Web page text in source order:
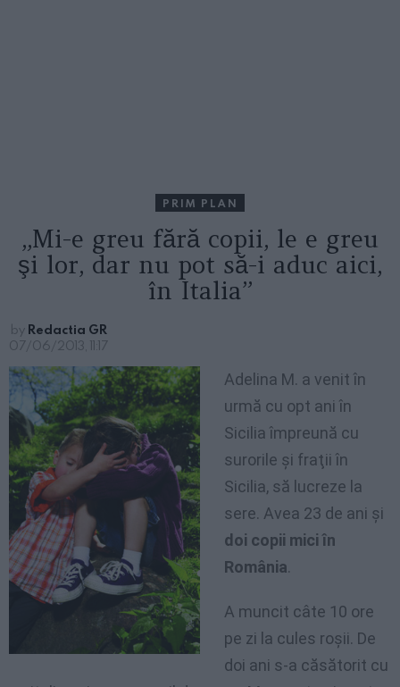
PRIM PLAN
„Mi-e greu fără copii, le e greu
şi lor, dar nu pot să-i aduc aici,
în Italia”
by Redactia GR
07/06/2013, 11:17
Adelina M. a venit în
urmă cu opt ani în
Sicilia împreună cu
surorile şi fraţii în
Sicilia, să lucreze la
sere. Avea 23 de ani şi
doi copii mici în
România.
A muncit câte 10 ore
pe zi la cules roşii. De
doi ani s-a căsătorit cu